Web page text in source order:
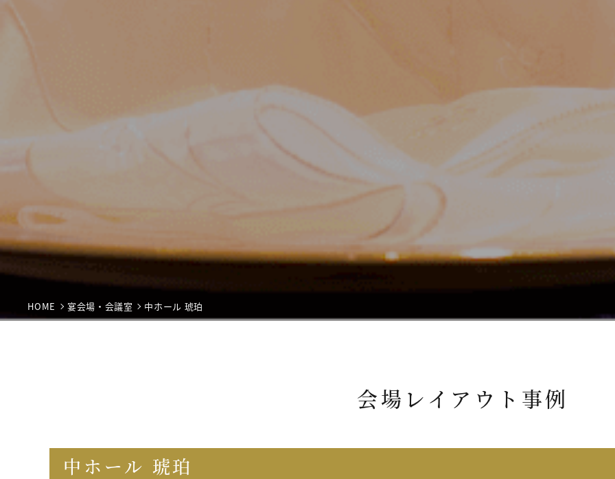
HOME 宴会場・会議室 中ホール 琥珀
会場レイアウト事例
中ホール 琥珀